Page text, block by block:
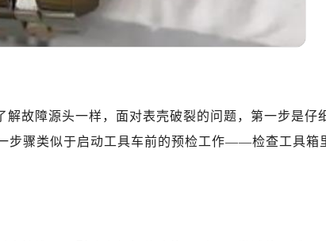
故障源头一样，面对表壳破裂的问题，第一步是仔
步骤类似于启动工具车前的预检工作——检查工具箱